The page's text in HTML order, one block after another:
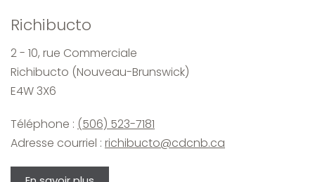
Richibucto
2 - 10, rue Commerciale
Richibucto (Nouveau-Brunswick)
E4W 3X6
Téléphone : (506) 523-7181
Adresse courriel : richibucto@cdcnb.ca